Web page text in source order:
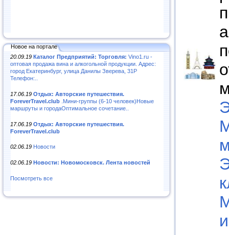
Новое на портале
20.09.19 Каталог Предприятий: Торговля: Vino1.ru -
оптовая продажа вина и алкогольной продукции. Адрес:
город Екатеринбург, улица Данилы Зверева, 31Р
Телефон:..
17.06.19 Отдых: Авторские путешествия.
ForeverTravel.club .Мини-группы (6-10 человек)Новые
маршруты и городаОптимальное сочетание..
17.06.19 Отдых: Авторские путешествия.
ForeverTravel.club
02.06.19 Новости
02.06.19 Новости: Новомосковск. Лента новостей
Посмотреть все